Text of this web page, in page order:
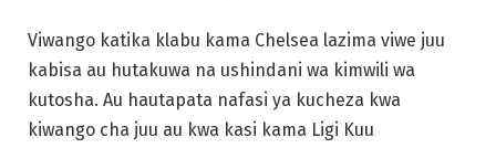
Viwango katika klabu kama Chelsea lazima viwe juu
kabisa au hutakuwa na ushindani wa kimwili wa
kutosha. Au hautapata nafasi ya kucheza kwa
kiwango cha juu au kwa kasi kama Ligi Kuu